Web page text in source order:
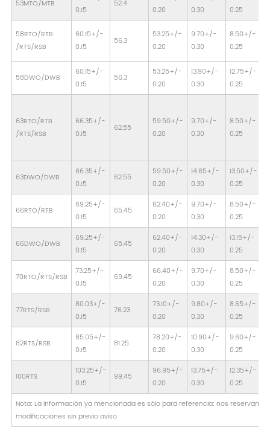
53MTO/MTB
0.15
52.4
0.20
0.30
0.25
58RTO/RTB
/RTS/RSB
60.15+/-
0.15
56.3
53.25+/-
0.20
9.70+/-
0.30
8.50+/-
0.25
58DWO/DWB
60.15+/-
0.15
56.3
53.25+/-
0.20
13.90+/-
0.30
12.75+/-
0.25
63RTO/RTB
/RTS/RSB
66.35+/-
0.15
62.55
59.50+/-
0.20
9.70+/-
0.30
8.50+/-
0.25
63DWO/DWB
66.35+/-
0.15
62.55
59.50+/-
0.20
14.65+/-
0.30
13.50+/-
0.25
66RTO/RTB
69.25+/-
0.15
65.45
62.40+/-
0.20
9.70+/-
0.30
8.50+/-
0.25
66DWO/DWB
69.25+/-
0.15
65.45
62.40+/-
0.20
14.30+/-
0.30
13.15+/-
0.25
70RTO/RTS/RSB
73.25+/-
0.15
69.45
66.40+/-
0.20
9.70+/-
0.30
8.50+/-
0.25
77RTS/RSB
80.03+/-
0.15
76.23
73.10+/-
0.20
9.80+/-
0.30
8.65+/-
0.25
82RTS/RSB
85.05+/-
0.15
81.25
78.20+/-
0.20
10.90+/-
0.30
9.60+/-
0.25
100RTS
103.25+/-
0.15
99.45
96.95+/-
0.20
13.75+/-
0.30
12.35+/-
0.25
Nota: La información ya mencionada es sólo para referencia: nos
modificaciones sin previo aviso.